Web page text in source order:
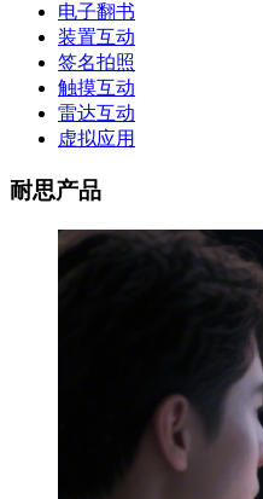
电子翻书
装置互动
签名拍照
触摸互动
雷达互动
虚拟应用
耐思产品